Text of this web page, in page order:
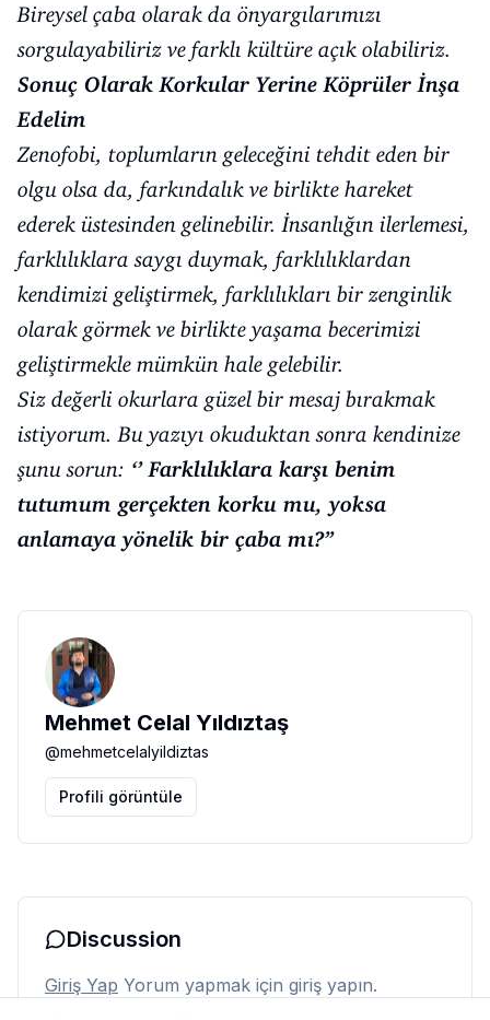
Bireysel çaba olarak da önyargılarımızı
sorgulayabiliriz ve farklı kültüre açık olabiliriz.
Sonuç Olarak Korkular Yerine Köprüler İnşa
Edelim
Zenofobi, toplumların geleceğini tehdit eden bir
olgu olsa da, farkındalık ve birlikte hareket
ederek üstesinden gelinebilir. İnsanlığın ilerlemesi,
farklılıklara saygı duymak, farklılıklardan
kendimizi geliştirmek, farklılıkları bir zenginlik
olarak görmek ve birlikte yaşama becerimizi
geliştirmekle mümkün hale gelebilir.
Siz değerli okurlara güzel bir mesaj bırakmak
istiyorum. Bu yazıyı okuduktan sonra kendinize
şunu sorun: ‘’ Farklılıklara karşı benim
tutumum gerçekten korku mu, yoksa
anlamaya yönelik bir çaba mı?’’
Mehmet Celal Yıldıztaş
@mehmetcelalyildiztas
Profili görüntüle
Discussion
Giriş Yap Yorum yapmak için giriş yapın.